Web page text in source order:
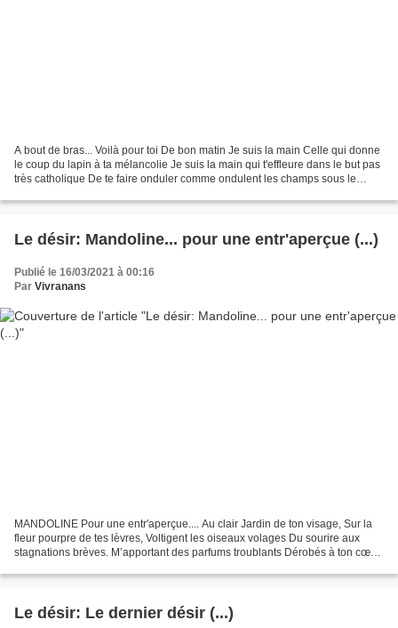
A bout de bras... Voilà pour toi De bon matin Je suis la main Celle qui donne
le coup du lapin à ta mélancolie Je suis la main qui t'effleure dans le but pas
très catholique De te faire onduler comme ondulent les champs sous le
Le désir: Mandoline... pour une entr'aperçue (...)
Publié le 16/03/2021 à 00:16
Par Vivranans
MANDOLINE Pour une entr'aperçue.... Au clair Jardin de ton visage, Sur la
fleur pourpre de tes lèvres, Voltigent les oiseaux volages Du sourire aux
stagnations brèves. M’apportant des parfums troublants Dérobés à ton cœur
Le désir: Le dernier désir (...)